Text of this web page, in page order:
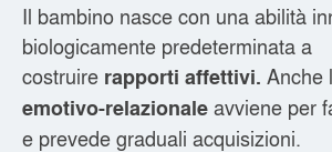
Il bambino nasce con una abilità
biologicamente predeterminata a
costruire rapporti affettivi. Anche
emotivo-relazionaleavviene per
e prevede graduali acquisizioni.